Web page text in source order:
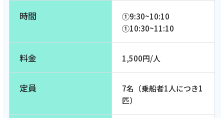
時間
①9:30~10:10
①10:30~11:10
料金 1,500円/人
定員
7名（乗船者1人につき1
匹）